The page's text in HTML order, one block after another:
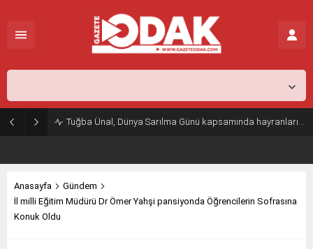
Tuğba Ünal, Dünya Sarılma Günü kapsamında hayranlarıyla buluştu
Anasayfa
Gündem
İl milli Eğitim Müdürü Dr Ömer Yahşi pansiyonda Öğrencilerin Sofrasına
Konuk Oldu